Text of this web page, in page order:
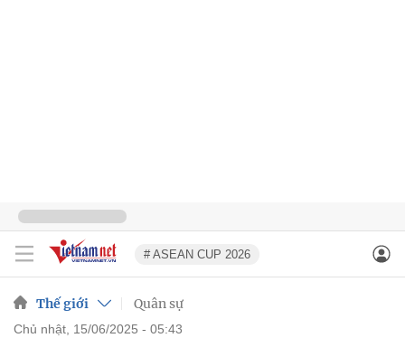
# ASEAN CUP 2026
Thế giới Quân sự
chủ nhật, 15/06/2025 - 05:43